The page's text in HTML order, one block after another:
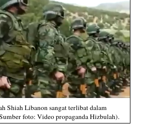
Shiah Libanon sangat terlibat dalam
foto: Video propaganda Hizbulah).